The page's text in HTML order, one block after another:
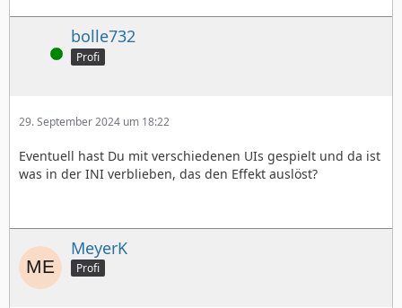
Online
bolle732
Profi
29. September 2024 um 18:22
Eventuell hast Du mit verschiedenen UIs gespielt und da ist
was in der INI verblieben, das den Effekt auslöst?
MeyerK
Profi